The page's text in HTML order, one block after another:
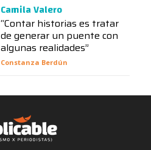
Camila Valero
“Contar historias es tratar
de generar un puente con
algunas realidades”
Constanza Berdún